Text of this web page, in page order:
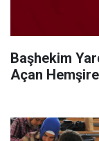
Başhekim
Açan